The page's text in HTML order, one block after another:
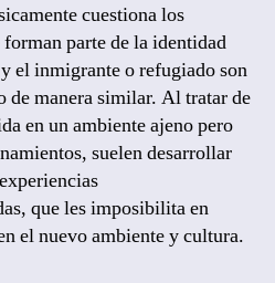
cuestiona los
parte de la identidad
el inmigrante o refugiado son
de manera similar. Al tratar de
en un ambiente ajeno pero
suelen desarrollar
que les imposibilita en
el nuevo ambiente y cultura.